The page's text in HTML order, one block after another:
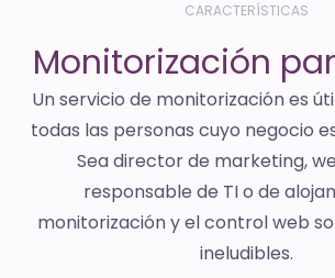
CARACTERÍSTICAS
Monitorización
Un servicio de monitorización es
todas las personas cuyo negocio
Sea director de marketing,
responsable de TI o de
monitorización y el control web
ineludibles.